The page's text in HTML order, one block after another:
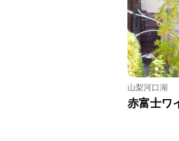
山梨河口湖
赤富士ワ